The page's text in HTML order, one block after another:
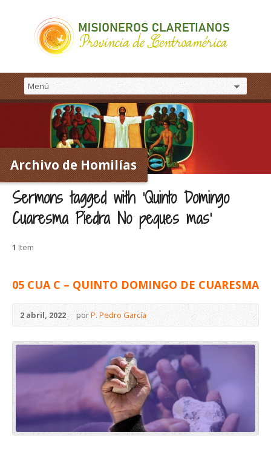
Archivo de Homilías
Sermons tagged with ‘Quinto Domingo
Cuaresma Piedra No peques mas’
1 Item
05 CUA C – QUINTO DOMINGO DE CUARESMA
2 abril, 2022 porP. Pedro García